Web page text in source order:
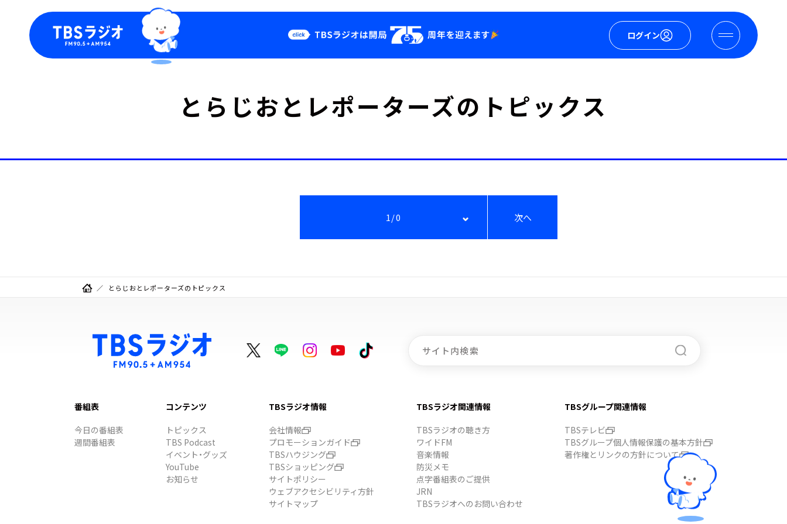
ログイン
TBS
Podcast
YouTube
とらじおとレポーターズのトピックス
1/0 次へ
とらじおとレポーターズのトピックス
番組表
今日の番組表
週間番組表
コンテンツ
トピックス
TBS Podcast
イベント・グッズ
YouTube
お知らせ
TBSラジオ情報
会社情報
プロモーションガイド
TBSハウジング
TBSショッピング
サイトポリシー
ウェブアクセシビリティ方針
サイトマップ
TBSラジオ関連情報
TBSラジオの聴き方
ワイドFM
音楽情報
防災メモ
点字番組表のご提供
JRN
TBSラジオへのお問い合わせ
TBSグループ関連情報
TBSテレビ
TBSグループ個人情報保護の基本方針
著作権とリンクの方針について